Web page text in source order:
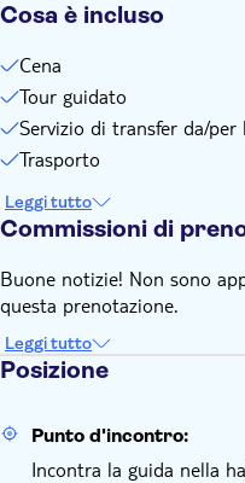
Cosa è incluso
Cena
Tour guidato
Servizio di transfer da/per
Trasporto
Leggi tutto
Commissioni di
Buone notizie! Non sono
questa prenotazione.
Leggi tutto
Posizione
Punto d'incontro:
Incontra la guida nella